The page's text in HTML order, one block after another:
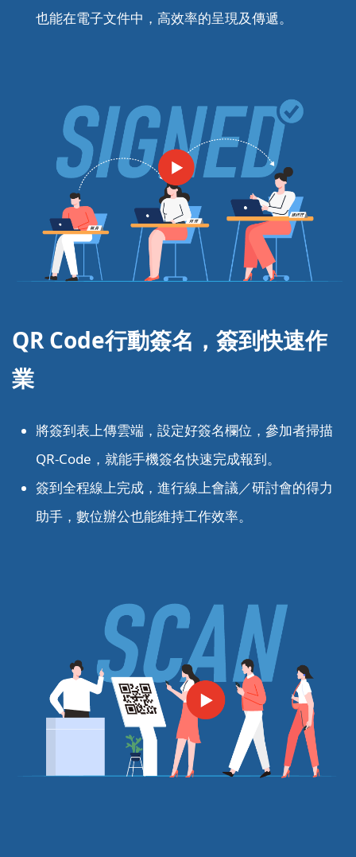
也能在電子文件中，高效率的呈現及傳遞。
QR Code行動簽名，簽到快速作
業
將簽到表上傳雲端，設定好簽名欄位，參加者掃描
QR-Code，就能手機簽名快速完成報到。
簽到全程線上完成，進行線上會議／研討會的得力
助手，數位辦公也能維持工作效率。